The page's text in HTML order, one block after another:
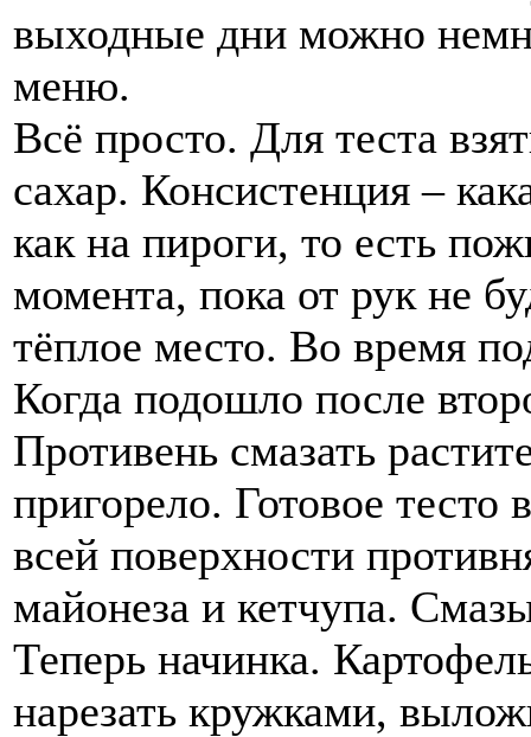
выходные дни можно
меню.
Всё просто. Для теста
сахар. Консистенция –
как на пироги, то есть
момента, пока от рук не
тёплое место. Во время
Когда подошло после
Противень смазать
пригорело. Готовое
всей поверхности
майонеза и кетчупа.
Теперь начинка.
нарезать кружками,